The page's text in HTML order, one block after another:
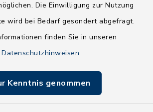
Die Einwilligung zur Nutzung
wird bei Bedarf gesondert abgefragt.
finden Sie in unseren
Datenschutzhinweisen.
Kenntnis genommen
Barrierefreiheit
Impressum